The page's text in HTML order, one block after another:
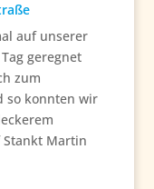
auf unserer
geregnet
zum
so konnten wir
Stankt Martin